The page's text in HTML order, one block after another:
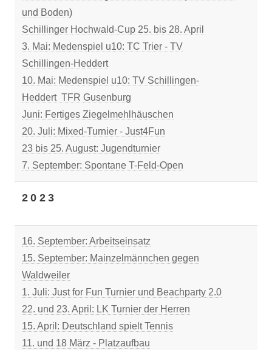
und Boden)
Schillinger Hochwald-Cup 25. bis 28. April
3. Mai: Medenspiel u10: TC Trier - TV
Schillingen-Heddert
10. Mai: Medenspiel u10: TV Schillingen-
Heddert TFR Gusenburg
Juni: Fertiges Ziegelmehlhäuschen
20. Juli: Mixed-Turnier - Just4Fun
23 bis 25. August: Jugendturnier
7. September: Spontane T-Feld-Open
2023
16. September: Arbeitseinsatz
15. September: Mainzelmännchen gegen
Waldweiler
1. Juli: Just for Fun Turnier und Beachparty 2.0
22. und 23. April: LK Turnier der Herren
15. April: Deutschland spielt Tennis
11. und 18 März - Platzaufbau